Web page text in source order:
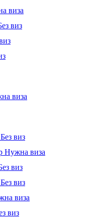
виза
виз
виза
Без виз
Нужна виза
виз
Без виз
виза
виз